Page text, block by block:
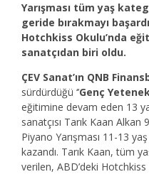
Yarışması tüm yaş
geride bırakmayı
Hotchkiss Okulu’nda
sanatçıdan biri oldu.
ÇEV Sanat’ın QNB
sürdürdüğü ‘’Genç
eğitimine devam eden 13
sanatçısı Tarık Kaan Alkan
Piyano Yarışması 11-13
kazandı. Tarık Kaan, tüm
verilen, ABD’deki Hotchkiss